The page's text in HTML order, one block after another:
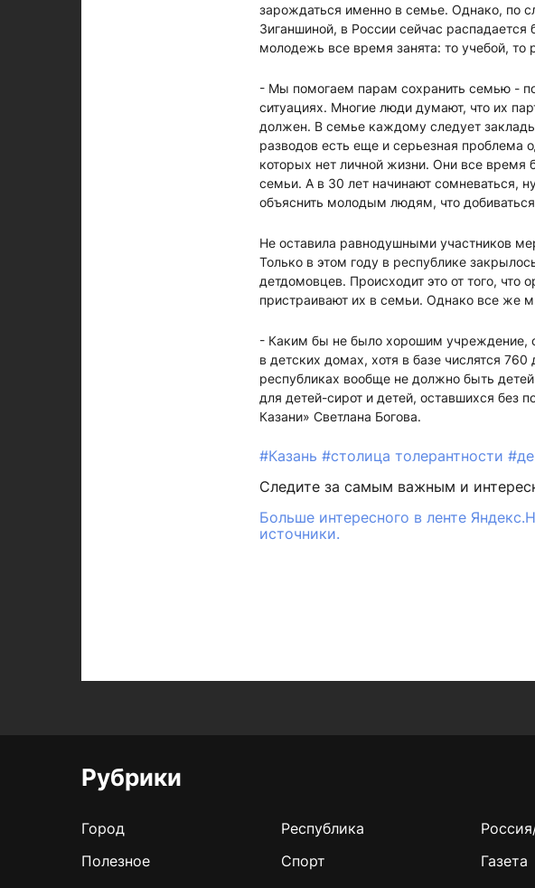
зарождаться именно в семье. Однако, по
Зиганшиной, в России сейчас
молодежь все время занята: то учебой, то
- Мы помогаем парам сохранить семью -
ситуациях. Многие люди думают, что их
должен. В семье каждому следует
разводов есть еще и серьезная проблема
которых нет личной жизни. Они все время
семьи. А в 30 лет начинают сомневаться,
объяснить молодым людям, что
Не оставила равнодушными участников
Только в этом году в республике
детдомовцев. Происходит это от того,
пристраивают их в семьи. Однако все же
- Каким бы не было хорошим учреждение,
в детских домах, хотя в базе числятся
республиках вообще не должно быть
для детей-сирот и детей, оставшихся без
Казани» Светлана Богова.
#Казань #столица толерантности
Следите за самым важным и
Больше интересного в ленте
источники.
Рубрики
Город Республика
Полезное
Спорт Газета